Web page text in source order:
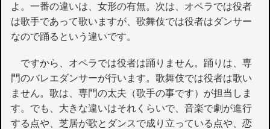
よ。一番の違いは、女形の有無。次は、オペラでは役者
は歌手であって歌いますが、歌舞伎では役者はダンサー
なので踊るという違いです。
ですから、オペラでは役者は踊りません。踊りは、専
門のバレエダンサーが行います。歌舞伎では役者は歌い
ません。歌は、専門の太夫（歌手の事です）が担当しま
す。でも、大きな違いはそれくらいで、音楽で劇が進行
する点や、芝居が歌とダンスで成り立っている点や、恋